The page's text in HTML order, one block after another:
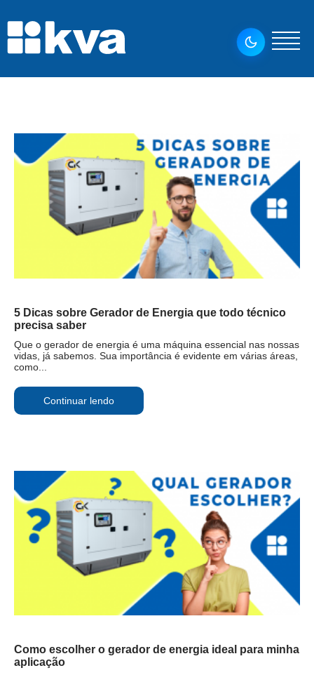
5 Dicas sobre Gerador de Energia que todo técnico
precisa saber
Que o gerador de energia é uma máquina essencial nas nossas
vidas, já sabemos. Sua importância é evidente em várias áreas,
como...
Continuar lendo
Como escolher o gerador de energia ideal para minha
aplicação